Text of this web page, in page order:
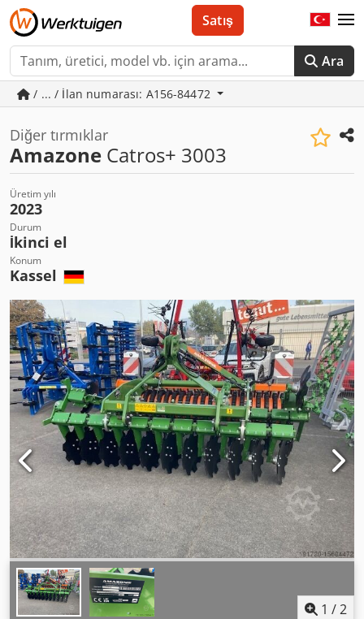
Ara
Satış
/ ... / İlan numarası: A156-84472
Diğer tırmıklar
Amazone Catros+ 3003
Üretim yılı
2023
Durum
İkinci el
Konum
Kassel
1 /2